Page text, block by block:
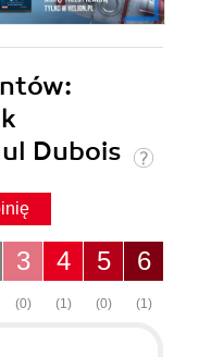
Dubois
6
(1)
5
(0)
4
(1)
3
(0)